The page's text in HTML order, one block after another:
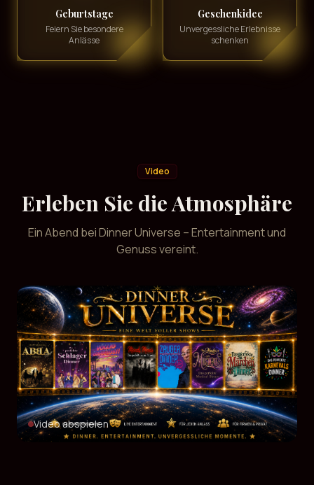
Geburtstage
Feiern Sie besondere
Anlässe
Geschenkidee
Unvergessliche Erlebnisse
schenken
Video
Erleben Sie die Atmosphäre
Ein Abend bei Dinner Universe – Entertainment und
Genuss vereint.
Video abspielen